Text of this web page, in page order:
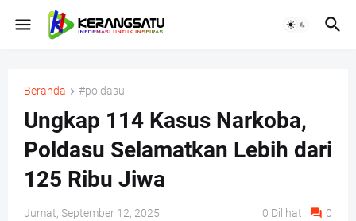
Beranda #poldasu
Ungkap 114 Kasus Narkoba,
Poldasu Selamatkan Lebih dari
125 Ribu Jiwa
Jumat, September 12, 2025 0 Dilihat 0